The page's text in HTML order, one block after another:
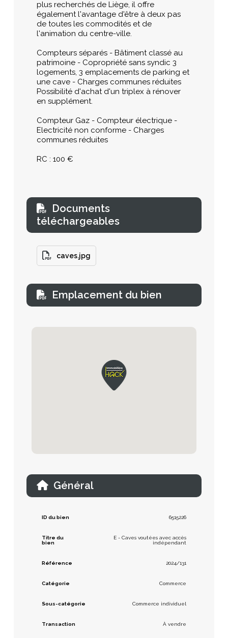
plus recherchés de Liège, il offre
également l'avantage d'être à deux pas
de toutes les commodités et de
l'animation du centre-ville.
Compteurs séparés - Bâtiment classé au
patrimoine - Copropriété sans syndic 3
logements, 3 emplacements de parking et
une cave - Charges communes réduites
Possibilité d'achat d'un triplex à rénover
en supplément.
Compteur Gaz - Compteur électrique -
Electricité non conforme - Charges
communes réduites
RC : 100 €
Documents
téléchargeables
caves.jpg
Emplacement du bien
Général
ID du bien 6515226
Titre du
bien
E - Caves voutées avec accès
indépendant
Référence 2024/131
Catégorie Commerce
Sous-catégorie Commerce individuel
Transaction À vendre